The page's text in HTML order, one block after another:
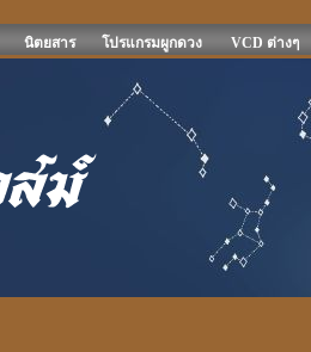
นิตยสาร โปรแกรมผูกดวง VCD ต่างๆ